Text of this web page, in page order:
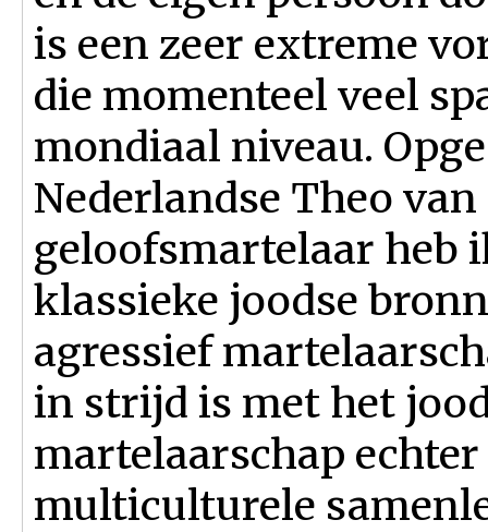
is een zeer extreme
die momenteel veel
mondiaal niveau.
Nederlandse Theo
geloofsmartelaar heb
klassieke joodse
agressief
in strijd is met het
martelaarschap
multiculturele